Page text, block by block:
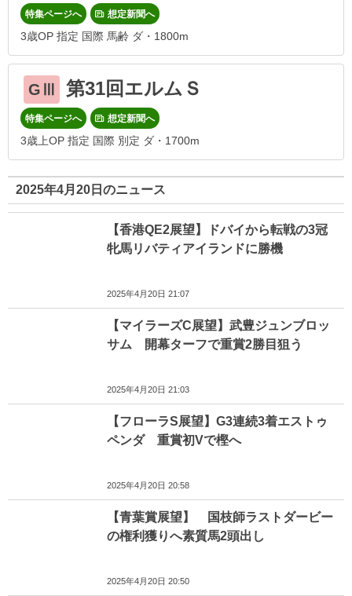
特集ページへ 想定新聞へ
3歳OP 指定 国際 馬齢 ダ・1800m
GⅢ 第31回エルムＳ
特集ページへ 想定新聞へ
3歳上OP 指定 国際 別定 ダ・1700m
2025年4月20日のニュース
【香港QE2展望】ドバイから転戦の3冠
牝馬リバティアイランドに勝機
2025年4月20日 21:07
【マイラーズC展望】武豊ジュンブロッ
サム 開幕ターフで重賞2勝目狙う
2025年4月20日 21:03
【フローラS展望】G3連続3着エストゥ
ペンダ 重賞初Vで樫へ
2025年4月20日 20:58
【青葉賞展望】 国枝師ラストダービー
の権利獲りへ素質馬2頭出し
2025年4月20日 20:50